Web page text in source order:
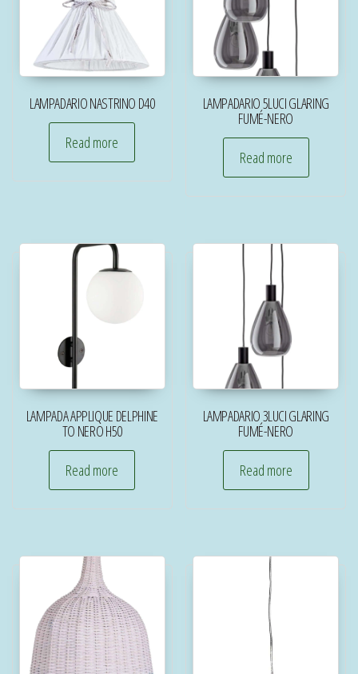
LAMPADARIO NASTRINO D40
Read more
LAMPADARIO 5LUCI GLARING
FUMÉ-NERO
Read more
LAMPADA APPLIQUE DELPHINE
TO NERO H50
Read more
LAMPADARIO 3LUCI GLARING
FUMÉ-NERO
Read more